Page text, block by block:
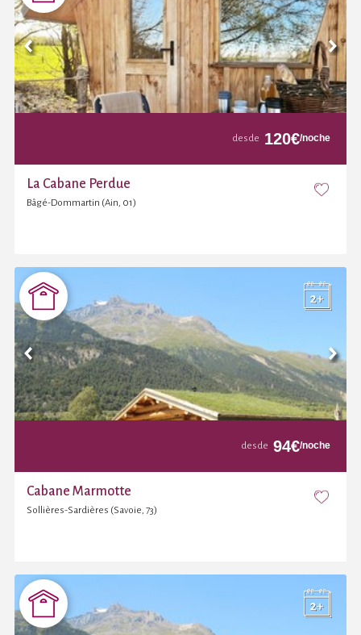
desde 120€/noche
La Cabane Perdue
Bâgé-Dommartin (Ain, 01)
desde 94€/noche
Cabane Marmotte
Sollières-Sardières (Savoie, 73)